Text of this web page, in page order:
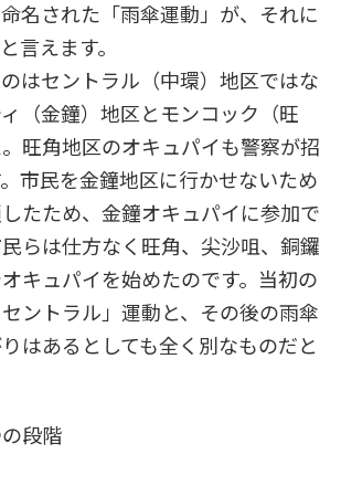
名された「雨傘運動」が、それに
言えます。
はセントラル（中環）地区ではな
（金鐘）地区とモンコック（旺
旺角地区のオキュパイも警察が招
市民を金鐘地区に行かせないため
たため、金鐘オキュパイに参加で
らは仕方なく旺角、尖沙咀、銅鑼
キュパイを始めたのです。当初の
セントラル」運動と、その後の雨傘
はあるとしても全く別なものだと
段階